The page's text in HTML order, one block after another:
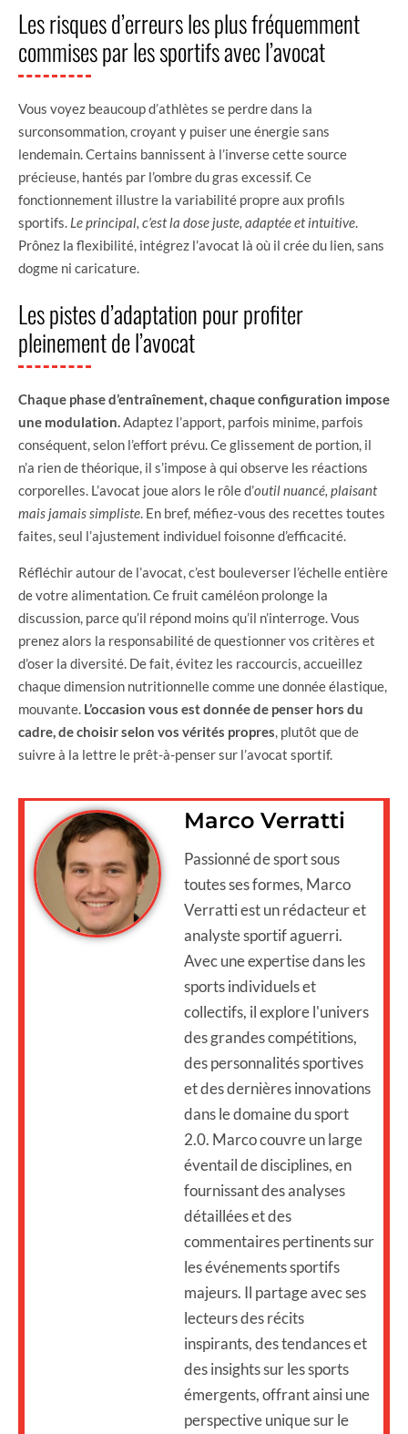
Les risques d’erreurs les plus fréquemment
commises par les sportifs avec l’avocat
Vous voyez beaucoup d’athlètes se perdre dans la
surconsommation, croyant y puiser une énergie sans
lendemain. Certains bannissent à l’inverse cette source
précieuse, hantés par l’ombre du gras excessif. Ce
fonctionnement illustre la variabilité propre aux profils
sportifs. Le principal, c’est la dose juste, adaptée et intuitive.
Prônez la flexibilité, intégrez l’avocat là où il crée du lien, sans
dogme ni caricature.
Les pistes d’adaptation pour profiter
pleinement de l’avocat
Chaque phase d’entraînement, chaque configuration impose
une modulation.Adaptez l’apport, parfois minime, parfois
conséquent, selon l’effort prévu. Ce glissement de portion, il
n’a rien de théorique, il s’impose à qui observe les réactions
corporelles. L’avocat joue alors le rôle d’outil nuancé, plaisant
mais jamais simpliste. En bref, méfiez-vous des recettes toutes
faites, seul l’ajustement individuel foisonne d’efficacité.
Réfléchir autour de l’avocat, c’est bouleverser l’échelle entière
de votre alimentation. Ce fruit caméléon prolonge la
discussion, parce qu’il répond moins qu’il n’interroge. Vous
prenez alors la responsabilité de questionner vos critères et
d’oser la diversité. De fait, évitez les raccourcis, accueillez
chaque dimension nutritionnelle comme une donnée élastique,
mouvante. L’occasion vous est donnée de penser hors du
cadre, de choisir selon vos vérités propres, plutôt que de
suivre à la lettre le prêt-à-penser sur l’avocat sportif.
Marco Verratti
Passionné de sport sous
toutes ses formes, Marco
Verratti est un rédacteur et
analyste sportif aguerri.
Avec une expertise dans les
sports individuels et
collectifs, il explore l'univers
des grandes compétitions,
des personnalités sportives
et des dernières innovations
dans le domaine du sport
2.0. Marco couvre un large
éventail de disciplines, en
fournissant des analyses
détaillées et des
commentaires pertinents sur
les événements sportifs
majeurs. Il partage avec ses
lecteurs des récits
inspirants, des tendances et
des insights sur les sports
émergents, offrant ainsi une
perspective unique sur le